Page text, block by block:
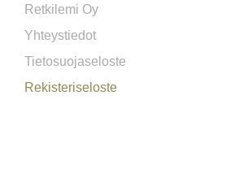
Retkilemi Oy
Yhteystiedot
Tietosuojaseloste
Rekisteriseloste